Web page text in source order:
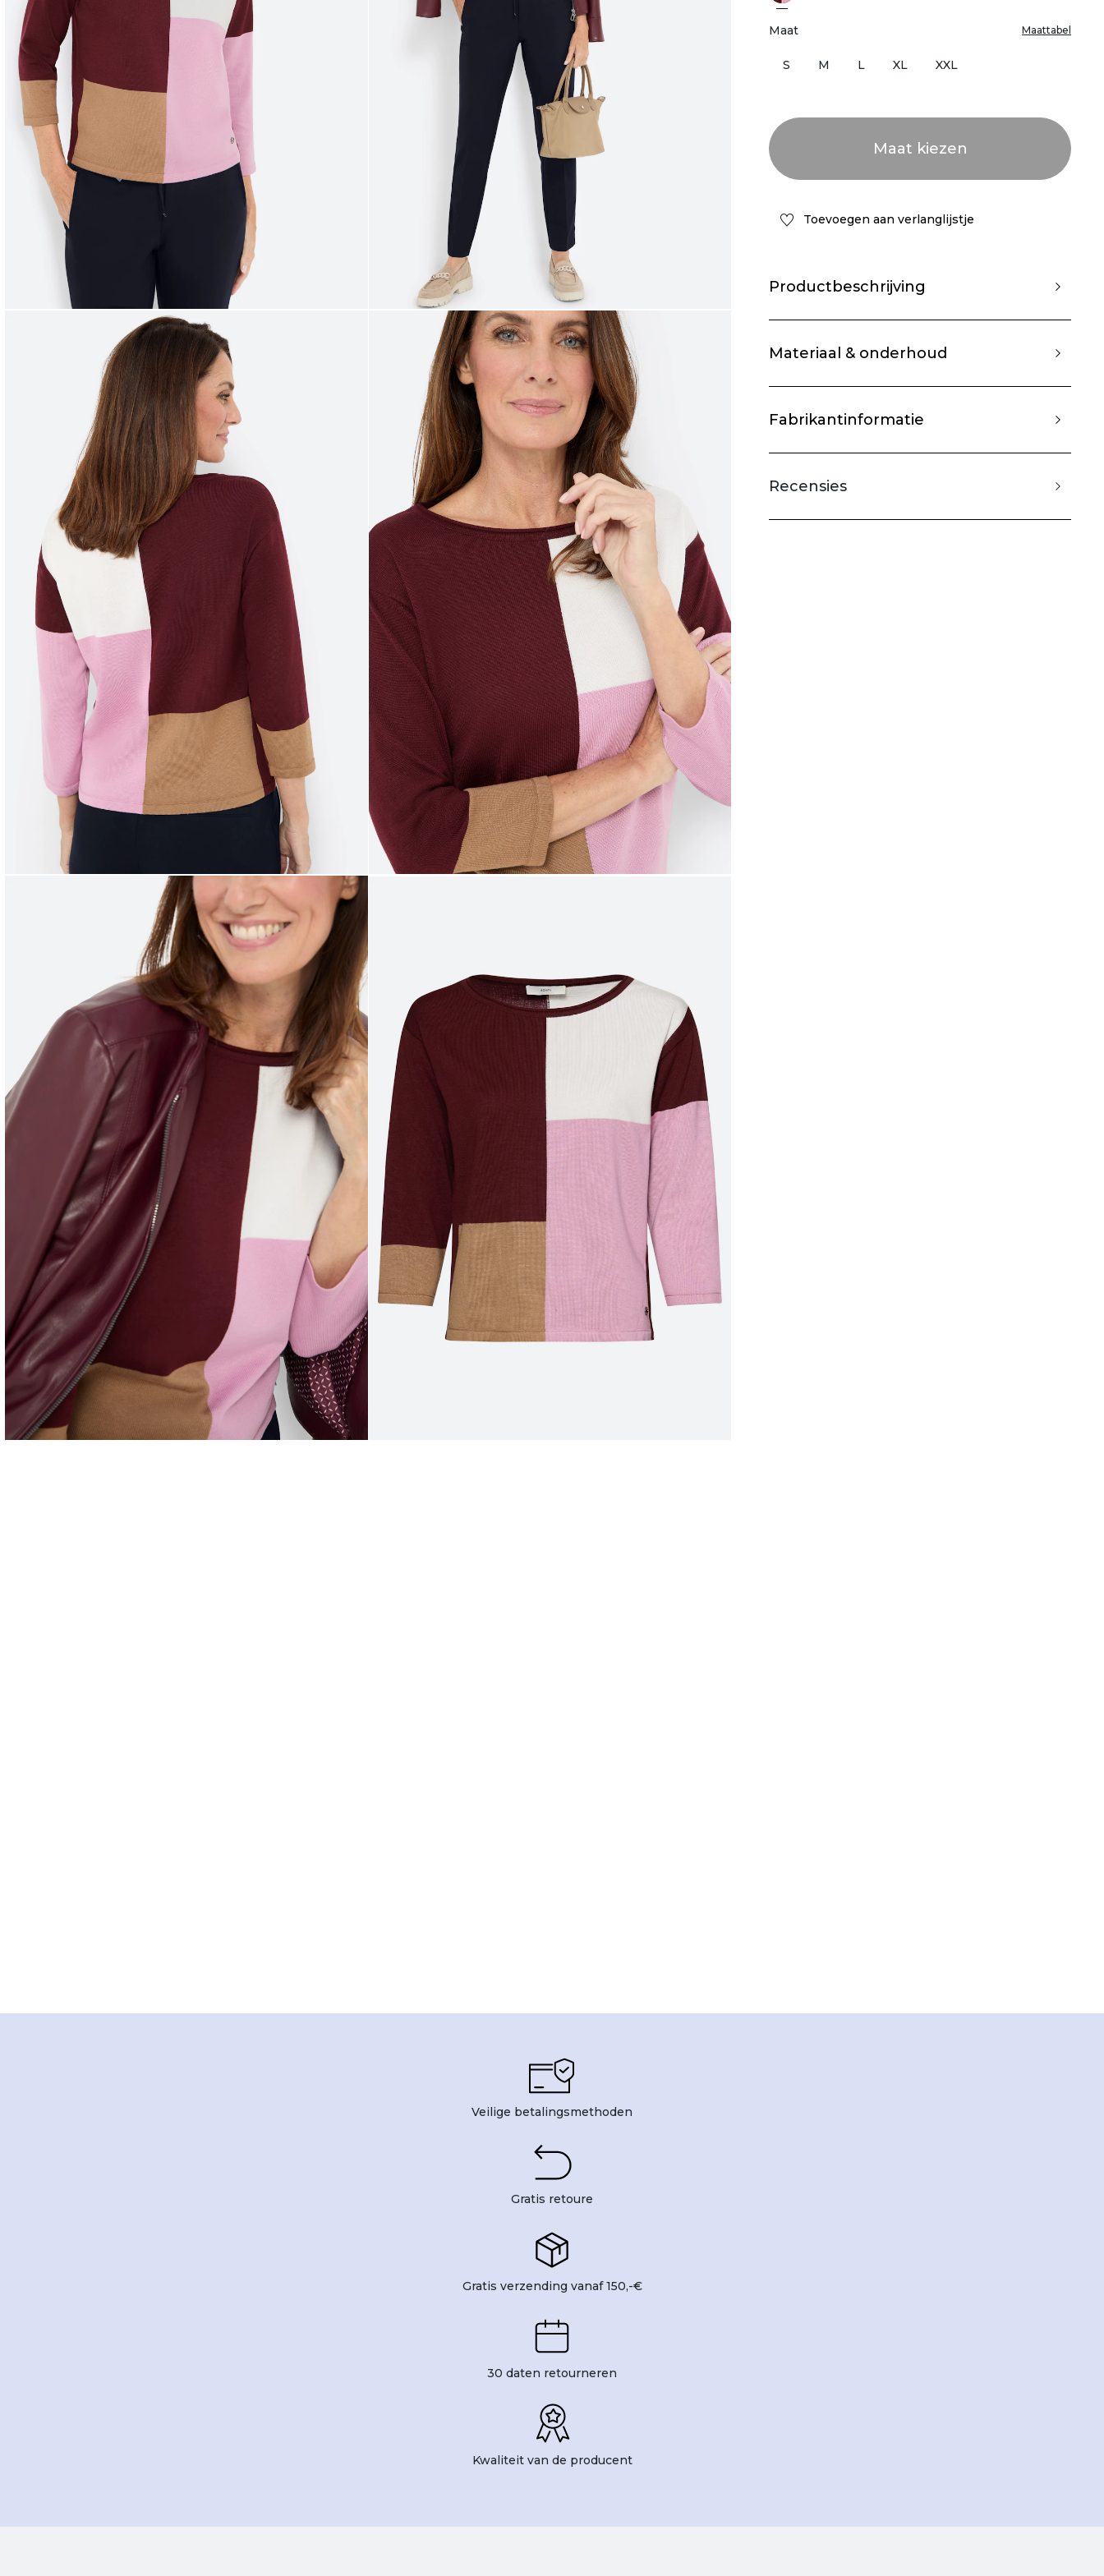
Maat Maattabel
S M L XL XXL
Toevoegen aan verlanglijstje
Productbeschrijving
Materiaal & onderhoud
Fabrikantinformatie
Recensies
Veilige betalingsmethoden
Gratis retoure
Gratis verzending vanaf 150,-€
30 daten retourneren
Kwaliteit van de producent